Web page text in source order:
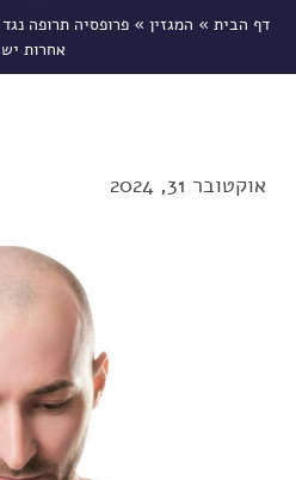
דף הבית » המגזין »פרופסיה תרופה
אחרות
אוקטובר 31, 2024